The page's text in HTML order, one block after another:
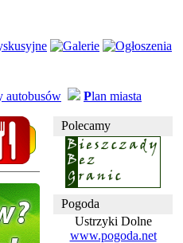
autobusów Plan miasta
Polecamy
Pogoda
Ustrzyki Dolne
www.pogoda.net